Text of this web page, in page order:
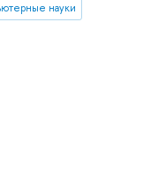
науки